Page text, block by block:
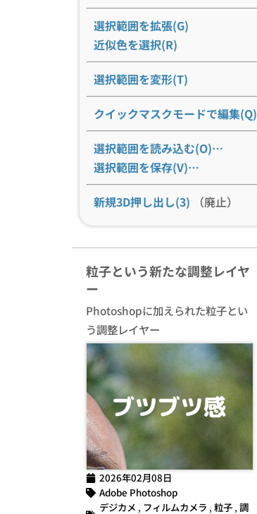
選択範囲を拡張(G)
近似色を選択(R)
選択範囲を変形(T)
クイックマスクモードで編集(Q)
選択範囲を読み込む(O)…
選択範囲を保存(V)…
新規3D押し出し(3) （廃止）
粒子という新たな調整レイヤ
ー
Photoshopに加えられた粒子とい
う調整レイヤー
2026年02月08日
Adobe Photoshop
デジカメ , フィルムカメラ , 粒子 , 調